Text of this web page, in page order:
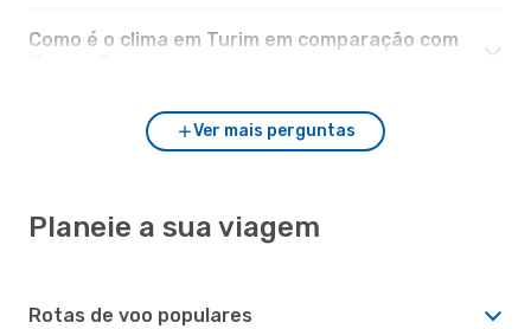
Como é o clima em Turim em comparação com
Ver mais perguntas
Planeie a sua viagem
Rotas de voo populares